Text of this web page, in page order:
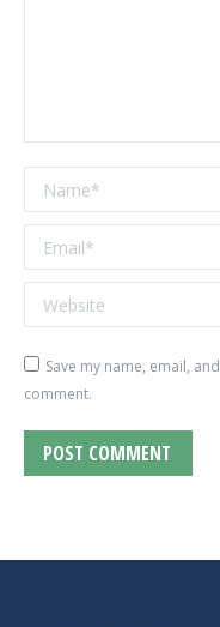
Name *
Email *
Website
Save my name, email,
comment.
POST COMMENT